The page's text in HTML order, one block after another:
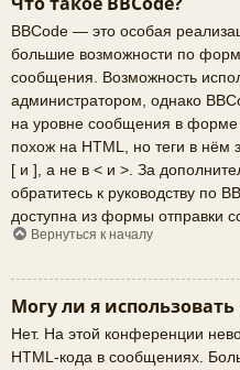
BBCode — это особая
большие возможности по
сообщения. Возможность
администратором, однако
на уровне сообщения в форме
похож на HTML, но теги в нём
[ и ], а не в < и >. За
обратитесь к руководству по
доступна из формы отправки
Вернуться к началу
Могу ли я использовать
Нет. На этой конференции
HTML-кода в сообщениях.